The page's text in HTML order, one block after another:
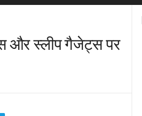
और स्लीप गैजेट्स पर